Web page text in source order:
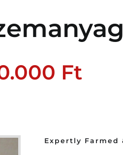
Ft
Expertly Farmed